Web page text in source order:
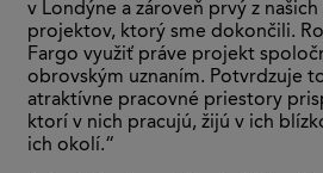
v Londýne a zároveň prvý z
projektov, ktorý sme dokončili.
Fargo využiť práve projekt
obrovským uznaním. Potvrdzuje
atraktívne pracovné priestory
ktorí v nich pracujú, žijú v ich
ich okolí.“